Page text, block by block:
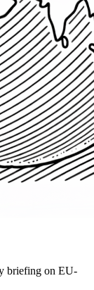
briefing on EU-